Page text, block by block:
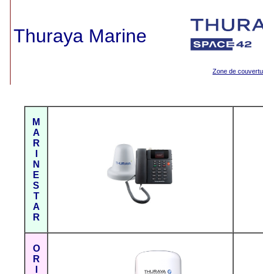
Thuraya Marine
Zone de
M
A
R
N
E
S
T
A
R
O
R